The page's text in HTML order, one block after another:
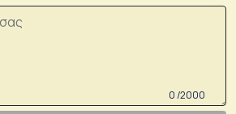
0 /2000